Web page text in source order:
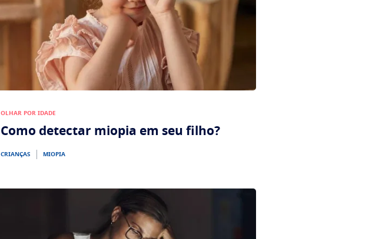
OLHAR POR IDADE
Como detectar miopia em seu filho?
CRIANÇAS MIOPIA